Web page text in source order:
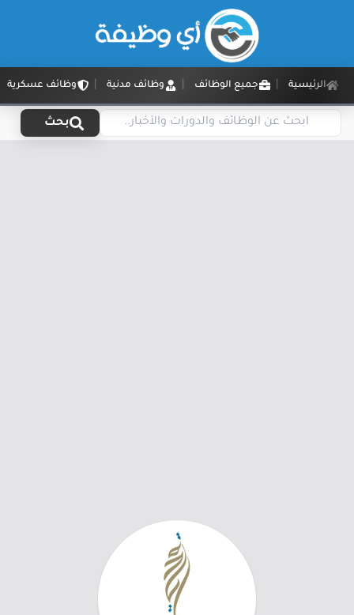
الرئيسية جميع الوظائف وظائف مدنية وظائف عسكرية
بحث